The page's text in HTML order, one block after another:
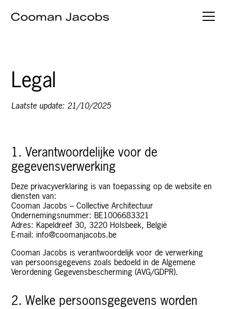
Legal
Laatste update: 21/10/2025
1. Verantwoordelijke voor de
gegevensverwerking
Deze privacyverklaring is van toepassing op de website en
diensten van:
Cooman Jacobs – Collective Architectuur
Ondernemingsnummer: BE1006683321
Adres: Kapeldreef 30, 3220 Holsbeek, België
E-mail: info@coomanjacobs.be
Cooman Jacobs is verantwoordelijk voor de verwerking
van persoonsgegevens zoals bedoeld in de Algemene
Verordening Gegevensbescherming (AVG/GDPR).
2. Welke persoonsgegevens worden